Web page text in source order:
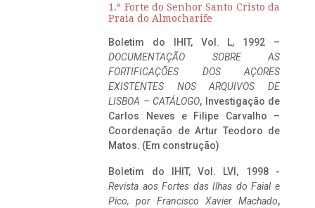
1.º Forte do Senhor Santo Cristo da
Praia do Almocharife
Boletim do IHIT, Vol. L, 1992 –
DOCUMENTAÇÃO SOBRE AS
FORTIFICAÇÕES DOS AÇORES
EXISTENTES NOS ARQUIVOS DE
LISBOA – CATÁLOGO, Investigação de
Carlos Neves e Filipe Carvalho –
Coordenação de Artur Teodoro de
Matos. (Em construção)
Boletim do IHIT, Vol. LVI, 1998 -
Revista aos Fortes das Ilhas do Faial e
Pico, por Francisco Xavier Machado,